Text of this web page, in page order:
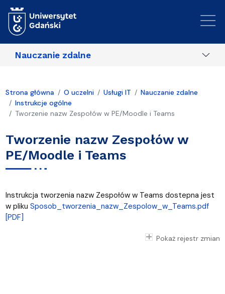
Nauczanie zdalne
Strona główna O uczelni Usługi IT
Nauczanie zdalne
Instrukcje ogólne
Tworzenie nazw Zespołów w PE/Moodle i Teams
Tworzenie nazw Zespołów w
PE/Moodle i Teams
Instrukcja tworzenia nazw Zespołów w Teams dostepna jest
w pliku Sposob_tworzenia_nazw_Zespolow_w_Teams.pdf
[PDF]
Pokaż rejestr zmian